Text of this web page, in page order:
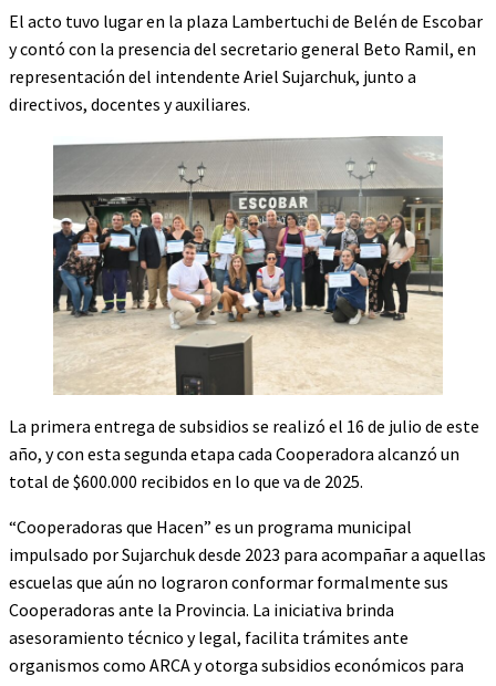
El acto tuvo lugar en la plaza Lambertuchi de Belén de Escobar
y contó con la presencia del secretario general Beto Ramil, en
representación del intendente Ariel Sujarchuk, junto a
directivos, docentes y auxiliares.
La primera entrega de subsidios se realizó el 16 de julio de este
año, y con esta segunda etapa cada Cooperadora alcanzó un
total de $600.000 recibidos en lo que va de 2025.
“Cooperadoras que Hacen” es un programa municipal
impulsado por Sujarchuk desde 2023 para acompañar a aquellas
escuelas que aún no lograron conformar formalmente sus
Cooperadoras ante la Provincia. La iniciativa brinda
asesoramiento técnico y legal, facilita trámites ante
organismos como ARCA y otorga subsidios económicos para